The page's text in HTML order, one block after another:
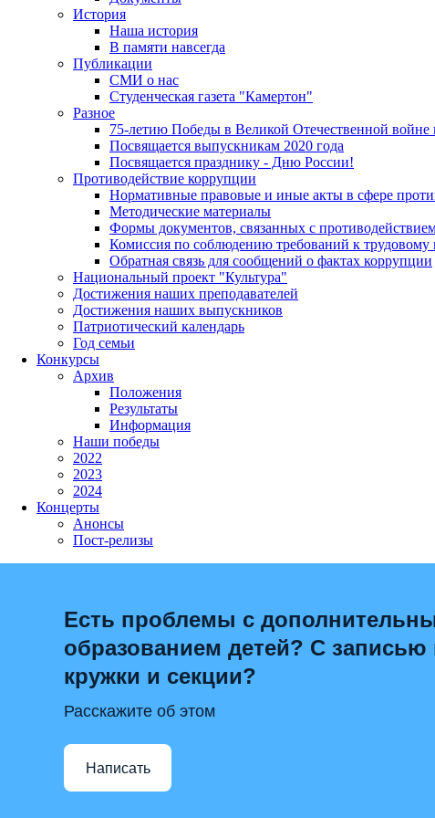
История
Наша история
В памяти навсегда
Публикации
СМИ о нас
Студенческая газета "Камертон"
Разное
75-летию Победы в Великой Отечественной войне
Посвящается выпускникам 2020 года
Посвящается празднику - Дню России!
Противодействие коррупции
Нормативные правовые и иные акты в сфере
Методические материалы
Формы документов, связанных с
Комиссия по соблюдению требований к
Обратная связь для сообщений о фактах коррупции
Национальный проект "Культура"
Достижения наших преподавателей
Достижения наших выпускников
Патриотический календарь
Год семьи
Конкурсы
Архив
Положения
Результаты
Информация
Наши победы
2022
2023
2024
Концерты
Анонсы
Пост-релизы
Есть проблемы с
образованием детей? С записью
кружки и секции?
Расскажите об этом
Написать